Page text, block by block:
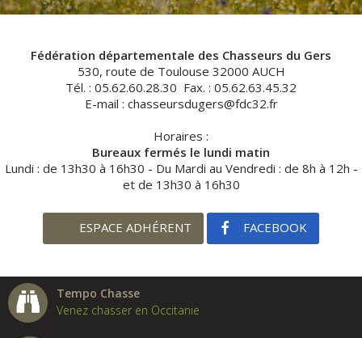
Fédération départementale des Chasseurs du Gers
530, route de Toulouse 32000 AUCH
Tél. : 05.62.60.28.30 Fax. : 05.62.63.45.32
E-mail : chasseursdugers@fdc32.fr
Horaires :
Bureaux fermés le lundi matin
Lundi : de 13h30 à 16h30 - Du Mardi au Vendredi : de 8h à 12h -
et de 13h30 à 16h30
ESPACE ADHÉRENT FACEBOOK
Tempo Chasse
Venez chasser en Occitanie